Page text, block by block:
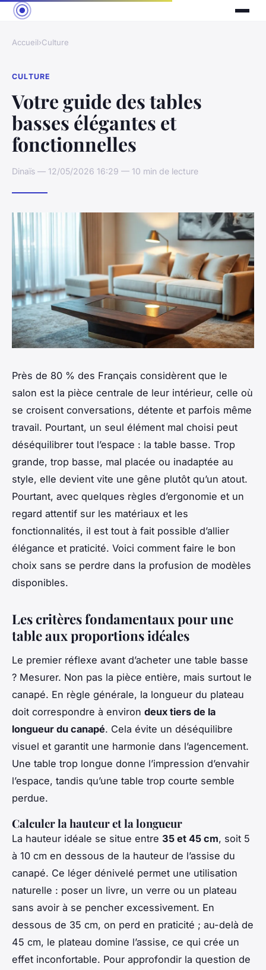
Accueil›Culture
CULTURE
Votre guide des tables
basses élégantes et
fonctionnelles
Dinaïs — 12/05/2026 16:29 — 10 min de lecture
Près de 80 % des Français considèrent que le
salon est la pièce centrale de leur intérieur, celle où
se croisent conversations, détente et parfois même
travail. Pourtant, un seul élément mal choisi peut
déséquilibrer tout l’espace : la table basse. Trop
grande, trop basse, mal placée ou inadaptée au
style, elle devient vite une gêne plutôt qu’un atout.
Pourtant, avec quelques règles d’ergonomie et un
regard attentif sur les matériaux et les
fonctionnalités, il est tout à fait possible d’allier
élégance et praticité. Voici comment faire le bon
choix sans se perdre dans la profusion de modèles
disponibles.
Les critères fondamentaux pour une
table aux proportions idéales
Le premier réflexe avant d’acheter une table basse
? Mesurer. Non pas la pièce entière, mais surtout le
canapé. En règle générale, la longueur du plateau
doit correspondre à environ deux tiers de la
longueur du canapé. Cela évite un déséquilibre
visuel et garantit une harmonie dans l’agencement.
Une table trop longue donne l’impression d’envahir
l’espace, tandis qu’une table trop courte semble
perdue.
Calculer la hauteur et la longueur
La hauteur idéale se situe entre 35 et 45 cm, soit 5
à 10 cm en dessous de la hauteur de l’assise du
canapé. Ce léger dénivelé permet une utilisation
naturelle : poser un livre, un verre ou un plateau
sans avoir à se pencher excessivement. En
dessous de 35 cm, on perd en praticité ; au-delà de
45 cm, le plateau domine l’assise, ce qui crée un
effet inconfortable. Pour approfondir la question de